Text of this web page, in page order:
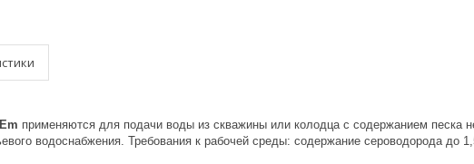
применяются для подачи воды из скважины или колодца с содержанием песка
водоснабжения. Требования к рабочей среды: содержание сероводорода до